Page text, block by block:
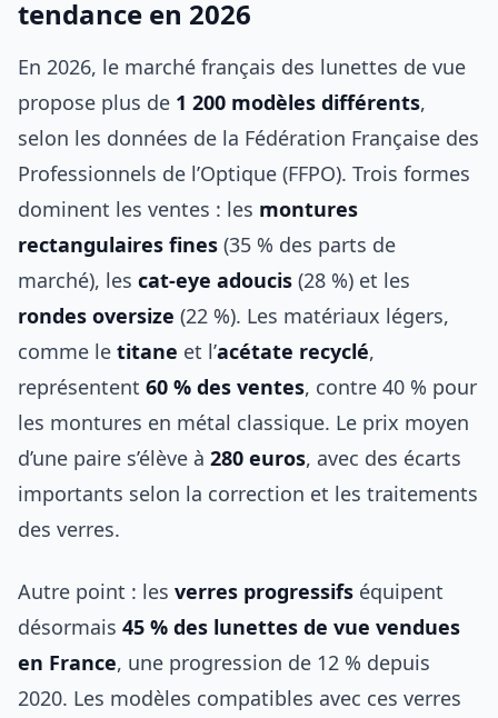
tendance en 2026
En 2026, le marché français des lunettes de vue
propose plus de 1 200 modèles différents,
selon les données de la Fédération Française des
Professionnels de l’Optique (FFPO). Trois formes
dominent les ventes : les montures
rectangulaires fines (35 % des parts de
marché), les cat-eye adoucis (28 %) et les
rondes oversize (22 %). Les matériaux légers,
comme le titane et l’acétate recyclé,
représentent 60 % des ventes, contre 40 % pour
les montures en métal classique. Le prix moyen
d’une paire s’élève à 280 euros, avec des écarts
importants selon la correction et les traitements
des verres.
Autre point : les verres progressifs équipent
désormais 45 % des lunettes de vue vendues
en France, une progression de 12 % depuis
2020. Les modèles compatibles avec ces verres